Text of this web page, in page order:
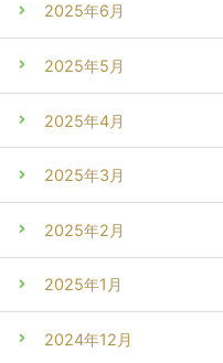
2025年6月
2025年5月
2025年4月
2025年3月
2025年2月
2025年1月
2024年12月